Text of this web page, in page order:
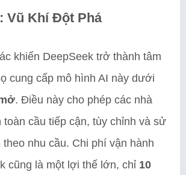
Vũ Khí Đột Phá
khiến DeepSeek trở thành tâm
cung cấp mô hình AI này dưới
. Điều này cho phép các nhà
toàn cầu tiếp cận, tùy chỉnh và sử
nhu cầu. Chi phí vận hành
cũng là một lợi thế lớn, chỉ 10